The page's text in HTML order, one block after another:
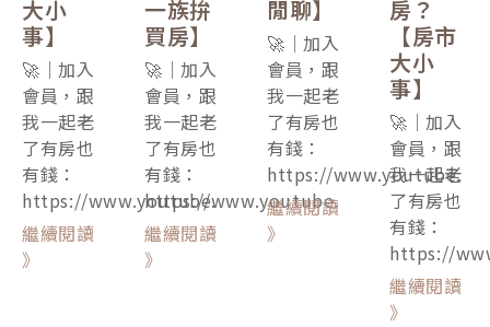
大小
事】
🚀｜加入
會員，跟
我一起老
了有房也
有錢：
https://www.youtube.
繼續閱讀
》
一族拚
買房】
🚀｜加入
會員，跟
我一起老
了有房也
有錢：
https://www.youtube.
繼續閱讀
》
閒聊】
🚀｜加入
會員，跟
我一起老
了有房也
有錢：
https://www.youtube.
繼續閱讀
》
房？
【房市
大小
事】
🚀｜加入
會員，跟
我一起老
了有房也
有錢：
https://
繼續閱讀
》